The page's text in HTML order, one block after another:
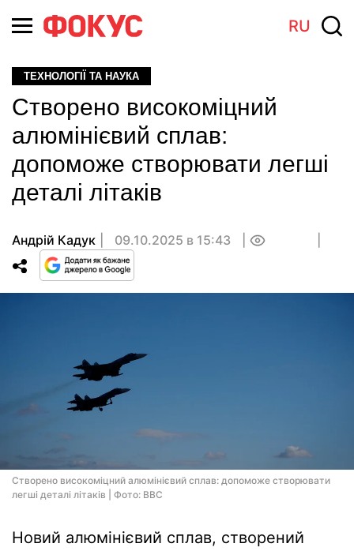
RU
ТЕХНОЛОГІЇ ТА НАУКА
Створено високоміцний
алюмінієвий сплав:
допоможе створювати легші
деталі літаків
Андрій Кадук 09.10.2025 в 15:43
Створено високоміцний алюмінієвий сплав: допоможе створювати
легші деталі літаків | Фото: BBC
Новий алюмінієвий сплав, створений